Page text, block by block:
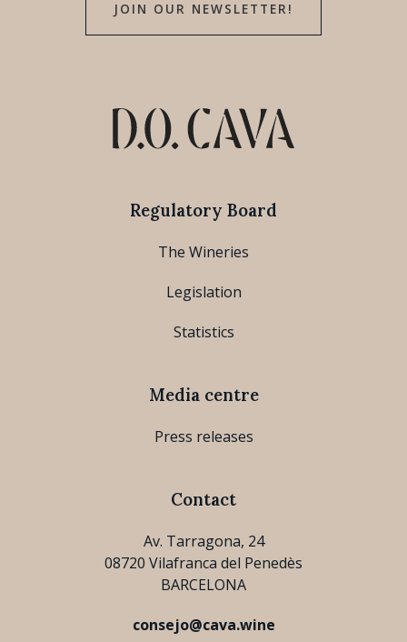
JOIN OUR NEWSLETTER!
Regulatory Board
The Wineries
Legislation
Statistics
Media centre
Press releases
Contact
Av. Tarragona, 24
08720 Vilafranca del Penedès
BARCELONA
consejo@cava.wine